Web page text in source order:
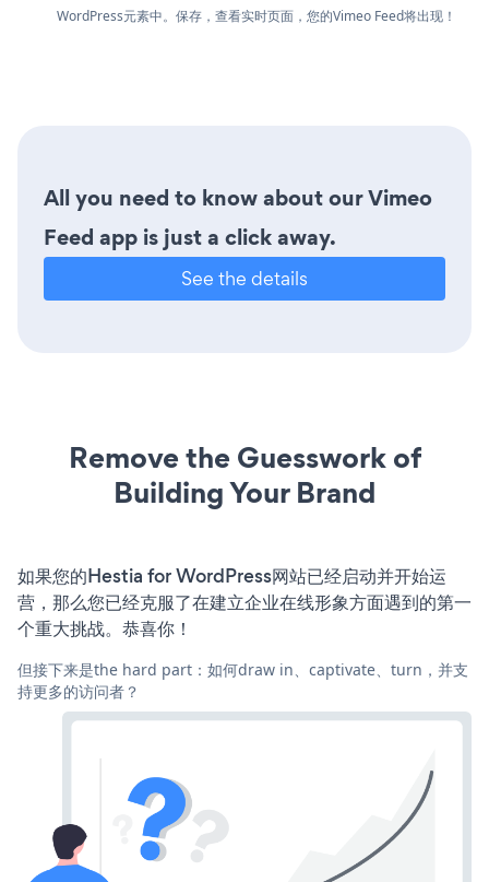
WordPress元素中。保存，查看实时页面，您的Vimeo Feed将出现！
All you need to know about our Vimeo
Feed app is just a click away.
See the details
Remove the Guesswork of
Building Your Brand
如果您的Hestia for WordPress网站已经启动并开始运
营，那么您已经克服了在建立企业在线形象方面遇到的第一
个重大挑战。恭喜你！
但接下来是the hard part：如何draw in、captivate、turn，并支
持更多的访问者？